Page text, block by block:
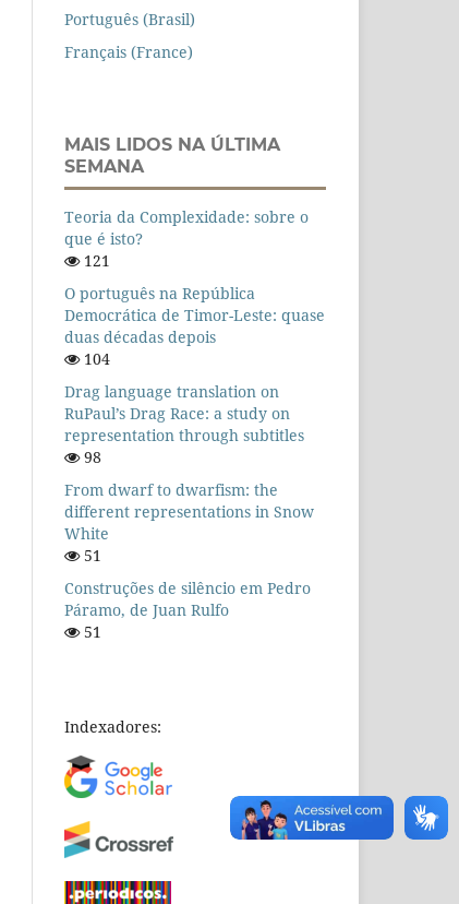
Português (Brasil)
Français (France)
MAIS LIDOS NA ÚLTIMA
SEMANA
Teoria da Complexidade: sobre o
que é isto?
121
O português na República
Democrática de Timor-Leste: quase
duas décadas depois
104
Drag language translation on
RuPaul’s Drag Race: a study on
representation through subtitles
98
From dwarf to dwarfism: the
different representations in Snow
White
51
Construções de silêncio em Pedro
Páramo, de Juan Rulfo
51
Indexadores: